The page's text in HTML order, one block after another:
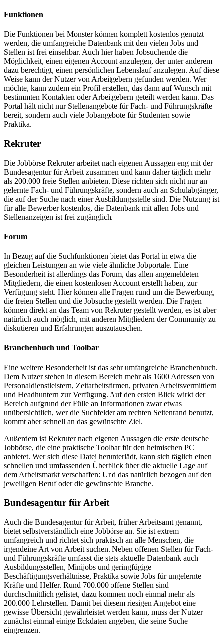
Funktionen
Die Funktionen bei Monster können komplett kostenlos genutzt
werden, die umfangreiche Datenbank mit den vielen Jobs und
Stellen ist frei einsehbar. Auch hier haben Jobsuchende die
Möglichkeit, einen eigenen Account anzulegen, der unter anderem
dazu berechtigt, einen persönlichen Lebenslauf anzulegen. Auf diese
Weise kann der Nutzer von Arbeitgebern gefunden werden. Wer
möchte, kann zudem ein Profil erstellen, das dann auf Wunsch mit
bestimmten Kontakten oder Arbeitgebern geteilt werden kann. Das
Portal hält nicht nur Stellenangebote für Fach- und Führungskräfte
bereit, sondern auch viele Jobangebote für Studenten sowie
Praktika.
Rekruter
Die Jobbörse Rekruter arbeitet nach eigenen Aussagen eng mit der
Bundesagentur für Arbeit zusammen und kann daher täglich mehr
als 200.000 freie Stellen anbieten. Diese richten sich nicht nur an
gelernte Fach- und Führungskräfte, sondern auch an Schulabgänger,
die auf der Suche nach einer Ausbildungsstelle sind. Die Nutzung ist
für alle Bewerber kostenlos, die Datenbank mit allen Jobs und
Stellenanzeigen ist frei zugänglich.
Forum
In Bezug auf die Suchfunktionen bietet das Portal in etwa die
gleichen Leistungen an wie viele ähnliche Jobportale. Eine
Besonderheit ist allerdings das Forum, das allen angemeldeten
Mitgliedern, die einen kostenlosen Account erstellt haben, zur
Verfügung steht. Hier können alle Fragen rund um die Bewerbung,
die freien Stellen und die Jobsuche gestellt werden. Die Fragen
können direkt an das Team von Rekruter gestellt werden, es ist aber
natürlich auch möglich, mit anderen Mitgliedern der Community zu
diskutieren und Erfahrungen auszutauschen.
Branchenbuch und Toolbar
Eine weitere Besonderheit ist das sehr umfangreiche Branchenbuch.
Dem Nutzer stehen in diesem Bereich mehr als 1600 Adressen von
Personaldienstleistern, Zeitarbeitsfirmen, privaten Arbeitsvermittlern
und Headhuntern zur Verfügung. Auf den ersten Blick wirkt der
Bereich aufgrund der Fülle an Informationen zwar etwas
unübersichtlich, wer die Suchfelder am rechten Seitenrand benutzt,
kommt aber schnell an das gewünschte Ziel.
Außerdem ist Rekruter nach eigenen Aussagen die erste deutsche
Jobbörse, die eine praktische Toolbar für den heimischen PC
anbietet. Wer sich diese Datei herunterlädt, kann sich täglich einen
schnellen und umfassenden Überblick über die aktuelle Lage auf
dem Arbeitsmarkt verschaffen: Und das natürlich bezogen auf den
jeweiligen Beruf oder die gewünschte Branche.
Bundesagentur für Arbeit
Auch die Bundesagentur für Arbeit, früher Arbeitsamt genannt,
bietet selbstverständlich eine Jobbörse an. Sie ist extrem
umfangreich und richtet sich praktisch an alle Menschen, die
irgendeine Art von Arbeit suchen. Neben offenen Stellen für Fach-
und Führungskräfte umfasst die stets aktuelle Datenbank auch
Ausbildungsstellen, Minijobs und geringfügige
Beschäftigungsverhältnisse, Praktika sowie Jobs für ungelernte
Kräfte und Helfer. Rund 700.000 offene Stellen sind
durchschnittlich gelistet, dazu kommen noch einmal mehr als
200.000 Lehrstellen. Damit bei diesem riesigen Angebot eine
gewisse Übersicht gewährleistet werden kann, muss der Nutzer
zunächst einmal einige Eckdaten angeben, die seine Suche
eingrenzen.